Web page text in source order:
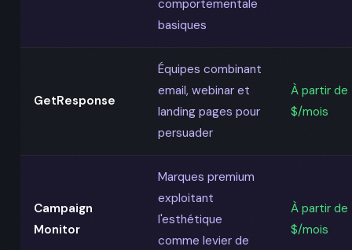
comportementale
basiques
GetResponse
Équipes combinant
email, webinar et
landing pages pour
persuader
À partir de
$/mois
Campaign
Monitor
Marques premium
exploitant
l'esthétique
comme levier de
À partir de
$/mois